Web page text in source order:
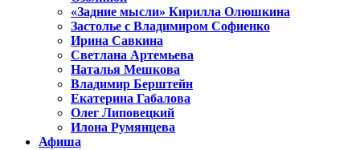
«Задние мысли» Кирилла Олюшкина
Застолье с Владимиром Софиенко
Ирина Савкина
Светлана Артемьева
Наталья Мешкова
Владимир Берштейн
Екатерина Габалова
Олег Липовецкий
Илона Румянцева
Афиша